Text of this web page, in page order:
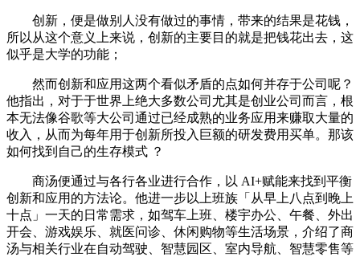
创新，便是做别人没有做过的事情，带来的结果是花钱，
所以从这个意义上来说，创新的主要目的就是把钱花出去，这
似乎是大学的功能；
然而创新和应用这两个看似矛盾的点如何并存于公司呢？
他指出，对于于世界上绝大多数公司尤其是创业公司而言，根
本无法像谷歌等大公司通过已经成熟的业务应用来赚取大量的
收入，从而为每年用于创新所投入巨额的研发费用买单。那该
如何找到自己的生存模式 ？
商汤便通过与各行各业进行合作，以 AI+赋能来找到平衡
创新和应用的方法论。他进一步以上班族「从早上八点到晚上
十点」一天的日常需求，如驾车上班、楼宇办公、午餐、外出
开会、游戏娱乐、就医问诊、休闲购物等生活场景，介绍了商
汤与相关行业在自动驾驶、智慧园区、室内导航、智慧零售等